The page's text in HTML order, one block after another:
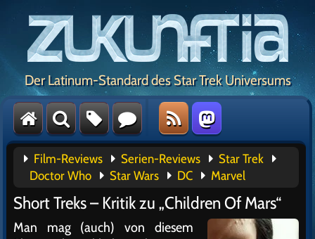
Der Latinum-Standard des Star Trek Universums
Film-Reviews Serien-Reviews
Star Trek
Doctor Who
Star Wars DC Marvel
Short Treks – Kritik zu „Children Of Mars“
Man mag (auch) von diesem